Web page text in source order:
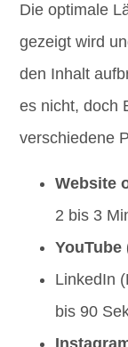
Die optimale
gezeigt wird
den Inhalt
es nicht, doch
verschiedene
Website
2 bis 3
LinkedIn
bis 90